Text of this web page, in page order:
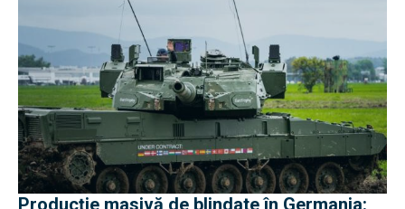
Producție masivă de blindate în Germania: